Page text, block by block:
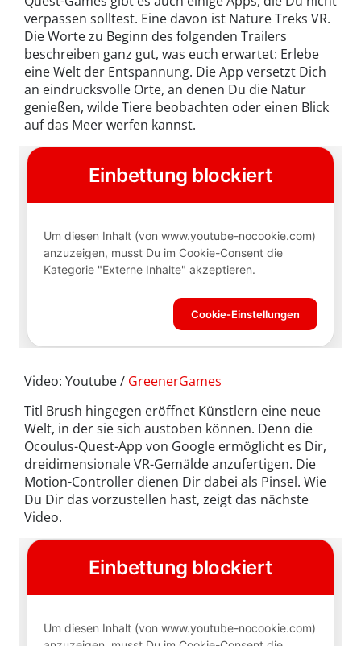
verpassen solltest. Eine davon ist Nature Treks VR.
Die Worte zu Beginn des folgenden Trailers
beschreiben ganz gut, was euch erwartet: Erlebe
eine Welt der Entspannung. Die App versetzt Dich
an eindrucksvolle Orte, an denen Du die Natur
genießen, wilde Tiere beobachten oder einen Blick
auf das Meer werfen kannst.
Video: Youtube / GreenerGames
Titl Brush hingegen eröffnet Künstlern eine neue
Welt, in der sie sich austoben können. Denn die
Ocoulus-Quest-App von Google ermöglicht es Dir,
dreidimensionale VR-Gemälde anzufertigen. Die
Motion-Controller dienen Dir dabei als Pinsel. Wie
Du Dir das vorzustellen hast, zeigt das nächste
Video.